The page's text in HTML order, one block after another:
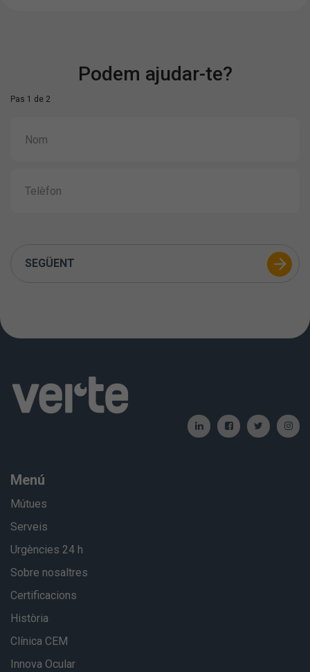
Podem ajudar-te?
Pas 1 de 2
SEGÜENT
Menú
Mútues
Serveis
Urgències 24 h
Sobre nosaltres
Certificacions
Història
Clínica CEM
Innova Ocular